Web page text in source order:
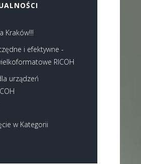
Kraków!!!
i efektywne -
RICOH
urządzeń
w Kategorii